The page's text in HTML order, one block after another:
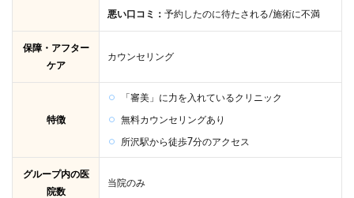
悪い口コミ： 予約したのに待たされる/施術に不満
保障・アフター
ケア
カウンセリング
特徴
「審美」に力を入れているクリニック
無料カウンセリングあり
所沢駅から徒歩7分のアクセス
グループ内の医
院数
当院のみ